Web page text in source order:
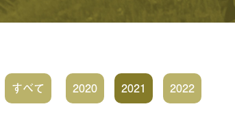
すべて 2020 2021 2022